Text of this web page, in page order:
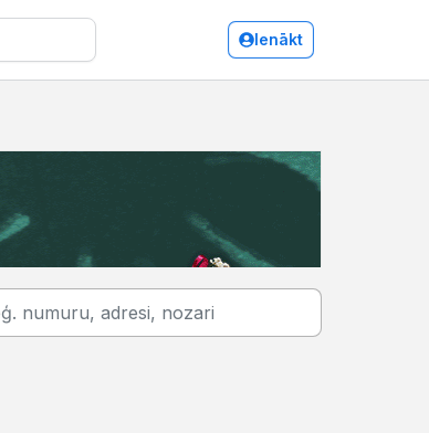
Ienākt
Talsi/Telpu noma